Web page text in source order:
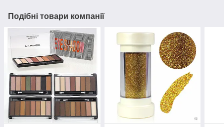
Подібні товари компанії